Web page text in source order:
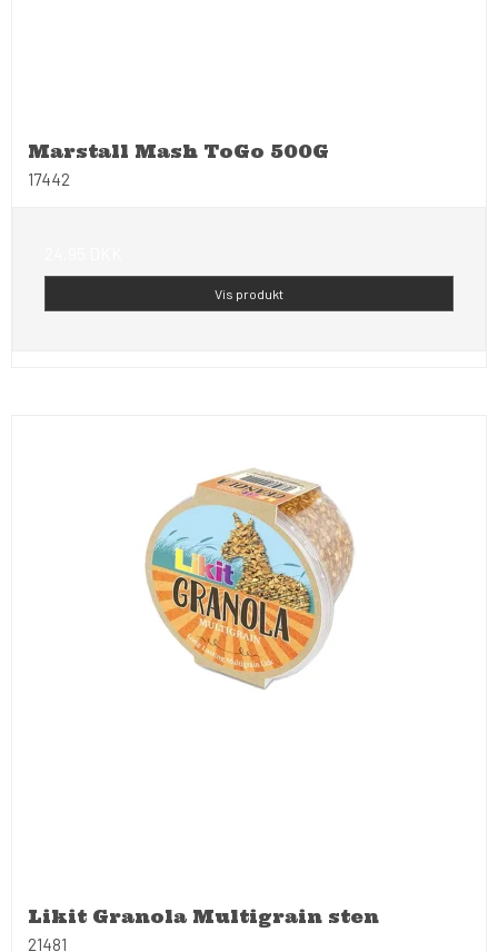
Marstall Mash ToGo 500G
17442
Vis produkt
Likit Granola Multigrain sten
21481